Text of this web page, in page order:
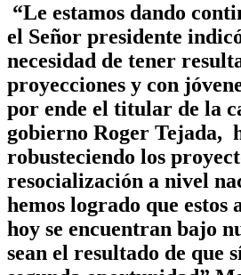
“Le estamos dando
el Señor presidente
necesidad de tener
proyecciones y con
por ende el titular de la
gobierno Roger Tejada,
robusteciendo los
resocialización a nivel
hemos logrado que estos
hoy se encuentran bajo
sean el resultado de que